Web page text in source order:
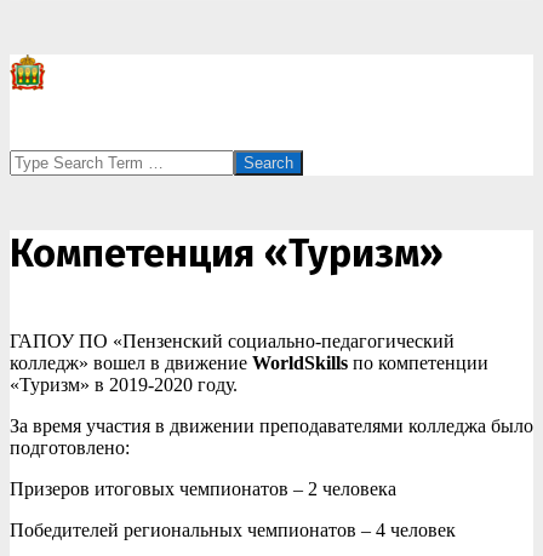
Search
Компетенция «Туризм»
ГАПОУ ПО «Пензенский социально-педагогический
колледж» вошел в движение WorldSkills по компетенции
«Туризм» в 2019-2020 году.
За время участия в движении преподавателями колледжа было
подготовлено:
Призеров итоговых чемпионатов – 2 человека
Победителей региональных чемпионатов – 4 человек